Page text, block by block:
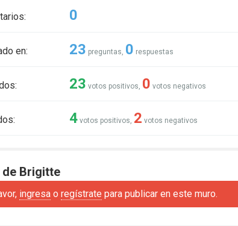
0
en: 23 preguntas, 0 respuestas
23 votos positivos, 0 votos negativos
4 votos positivos, 2 votos negativos
de Brigitte
ingresa oregístrate para publicar en este muro.